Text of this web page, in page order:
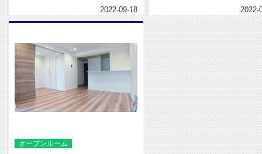
2022-09-18 2022-
オープンルーム